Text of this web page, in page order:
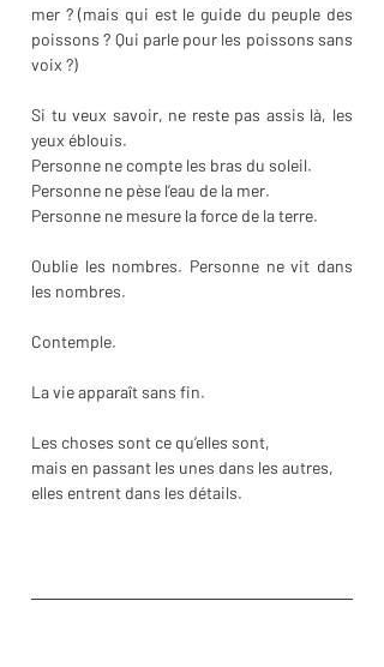
mer ? (mais qui est le guide du peuple des
poissons ? Qui parle pour les poissons sans
voix ?)
Si tu veux savoir, ne reste pas assis là, les
yeux éblouis.
Personne ne compte les bras du soleil.
Personne ne pèse l’eau de la mer.
Personne ne mesure la force de la terre.
Oublie les nombres. Personne ne vit dans
les nombres.
Contemple.
La vie apparaît sans fin.
Les choses sont ce qu’elles sont,
mais en passant les unes dans les autres,
elles entrent dans les détails.